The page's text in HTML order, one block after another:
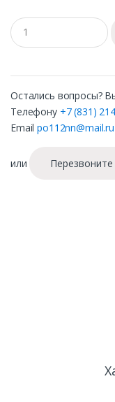
Остались вопросы?
Телефону +7 (831)
Emailpo112nn@mail.ru
или